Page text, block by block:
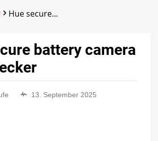
Hue secure battery camera Ladestecker
battery camera
13. September 2025